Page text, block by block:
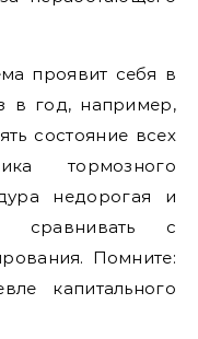
проявит себя в
в год, например,
состояние всех
тормозного
недорогая и
сравнивать с
Помните:
капитального